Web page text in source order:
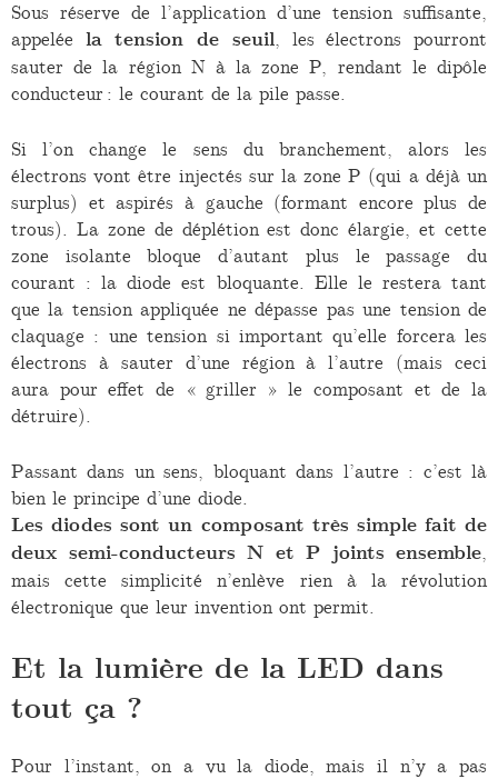
Sous réserve de l’application d’une tension suffisante,
appelée la tension de seuil, les électrons pourront
sauter de la région N à la zone P, rendant le dipôle
conducteur : le courant de la pile passe.
Si l’on change le sens du branchement, alors les
électrons vont être injectés sur la zone P (qui a déjà un
surplus) et aspirés à gauche (formant encore plus de
trous). La zone de déplétion est donc élargie, et cette
zone isolante bloque d’autant plus le passage du
courant : la diode est bloquante. Elle le restera tant
que la tension appliquée ne dépasse pas une tension de
claquage : une tension si important qu’elle forcera les
électrons à sauter d’une région à l’autre (mais ceci
aura pour effet de « griller » le composant et de la
détruire).
Passant dans un sens, bloquant dans l’autre : c’est là
bien le principe d’une diode.
Les diodes sont un composant très simple fait de
deux semi-conducteurs N et P joints ensemble
mais cette simplicité n’enlève rien à la révolution
électronique que leur invention ont permit.
Et la lumière de la LED dans
tout ça ?
Pour l’instant, on a vu la diode, mais il n’y a pas